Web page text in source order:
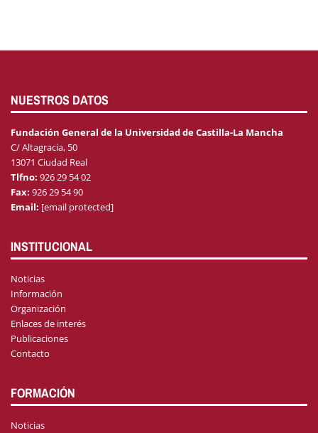
NUESTROS DATOS
Fundación General de la Universidad de Castilla-La Mancha
C/ Altagracia, 50
13071 Ciudad Real
Tlfno: 926 29 54 02
Fax: 926 29 54 90
Email: [email protected]
INSTITUCIONAL
Noticias
Información
Organización
Enlaces de interés
Publicaciones
Contacto
FORMACIÓN
Noticias